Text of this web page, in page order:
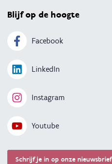
Blijf op de hoogte
Facebook
LinkedIn
Instagram
Youtube
Schrijf je in op onze nieuwsbrief